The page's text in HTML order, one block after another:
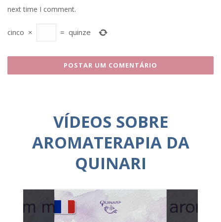
next time I comment.
cinco × = quinze
VÍDEOS SOBRE
AROMATERAPIA DA
QUINARI